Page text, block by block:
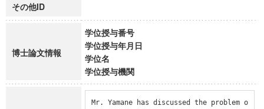
その他ID
博士論文情報
学位授与番号
学位授与年月日
学位名
学位授与機関
Mr. Yamane has discussed the problem o